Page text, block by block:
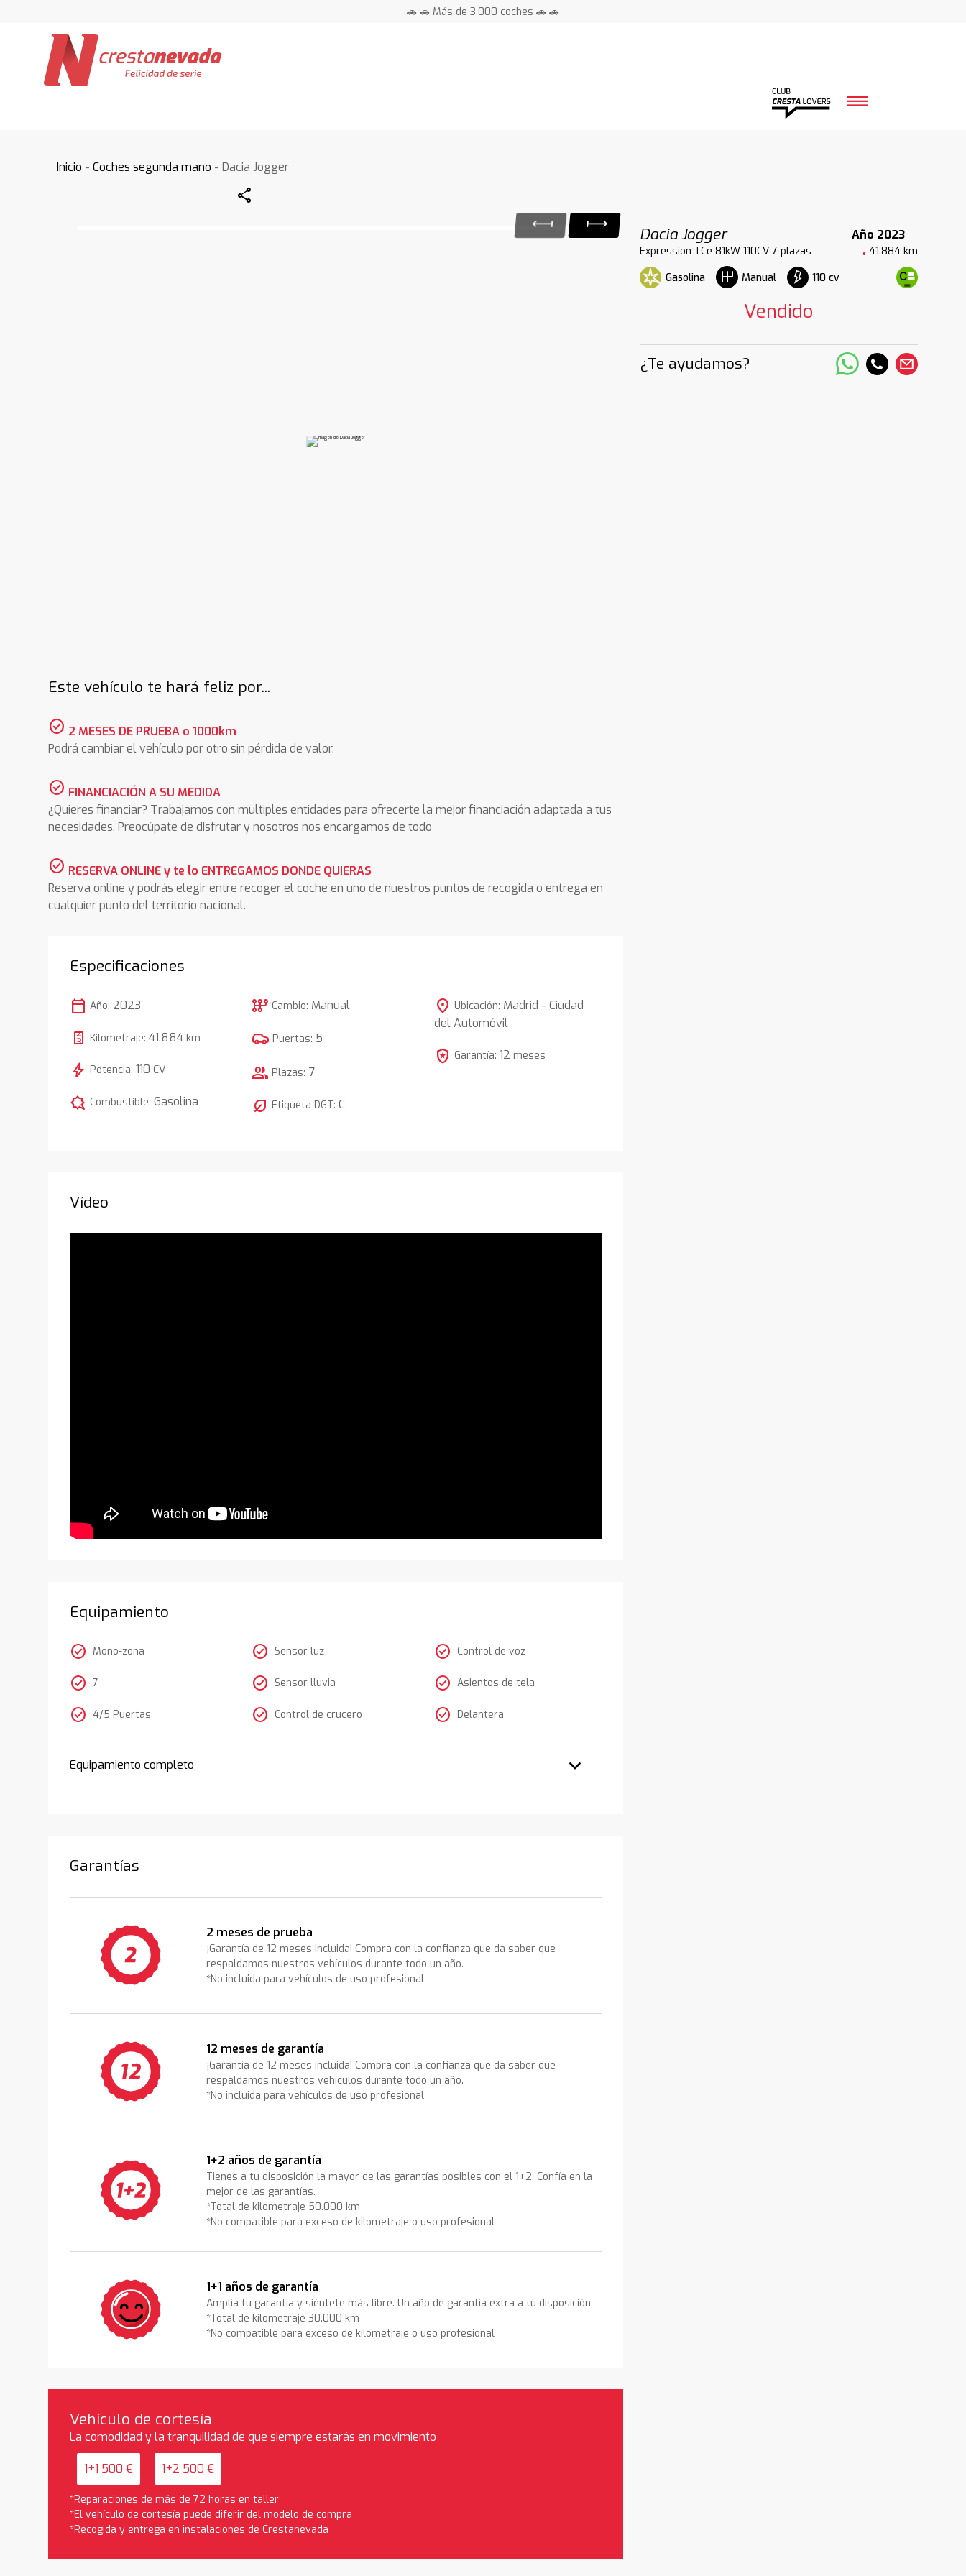
🚗 🚗 Más de 3.000 coches 🚗 🚗
Inicio -Coches segunda mano - Dacia Jogger
Share
Dacia Jogger
Año 2023
Expression TCe 81kW 110CV 7 plazas
41.884 km
Gasolina
Manual 110 cv
Vendido
¿Te ayudamos?
Este vehículo te hará feliz por...
check_circle 2 MESES DE PRUEBA o 1000km
Podrá cambiar el vehículo por otro sin pérdida de valor.
check_circle FINANCIACIÓN A SU MEDIDA
¿Quieres financiar? Trabajamos con multiples entidades para ofrecerte la mejor financiación adaptada a tus
necesidades. Preocúpate de disfrutar y nosotros nos encargamos de todo
check_circle RESERVA ONLINE y te lo ENTREGAMOS DONDE QUIERAS
Reserva online y podrás elegir entre recoger el coche en uno de nuestros puntos de recogida o entrega en
cualquier punto del territorio nacional.
Especificaciones
calendar_today Año: 2023
Kilometraje:41.884 km
bolt Potencia:110 CV
comic_bubble Combustible:Gasolina
auto_transmission Cambio: Manual
Puertas: 5
group Plazas: 7
nest_eco_leaf Etiqueta DGT:C
location_on Ubicación: Madrid - Ciudad
del Automóvil
local_police Garantía: 12 meses
Vídeo
Equipamiento
check_circle Mono-zona
check_circle 7
check_circle 4/5 Puertas
check_circle Sensor luz
check_circle Sensor lluvia
check_circle Control de crucero
check_circle Control de voz
check_circle Asientos de tela
check_circle Delantera
Equipamiento completo
Garantías
2 meses de prueba
¡Garantía de 12 meses incluida! Compra con la confianza que da saber que
respaldamos nuestros vehículos durante todo un año.
*No incluida para vehículos de uso profesional
12 meses de garantía
¡Garantía de 12 meses incluida! Compra con la confianza que da saber que
respaldamos nuestros vehículos durante todo un año.
*No incluida para vehículos de uso profesional
1+2 años de garantía
Tienes a tu disposición la mayor de las garantías posibles con el 1+2. Confía en la
mejor de las garantías.
*Total de kilometraje 50.000 km
*No compatible para exceso de kilometraje o uso profesional
1+1 años de garantía
Amplía tu garantía y siéntete más libre. Un año de garantía extra a tu disposición.
*Total de kilometraje 30.000 km
*No compatible para exceso de kilometraje o uso profesional
Vehículo de cortesía
La comodidad y la tranquilidad de que siempre estarás en movimiento
1+1 500 € 1+2 500 €
*Reparaciones de más de 72 horas en taller
*El vehículo de cortesía puede diferir del modelo de compra
*Recogida y entrega en instalaciones de Crestanevada